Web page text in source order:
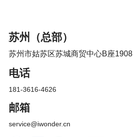
苏州（总部）
苏州市姑苏区苏城商贸中心B座1908
电话
181-3616-4626
邮箱
service@iwonder.cn